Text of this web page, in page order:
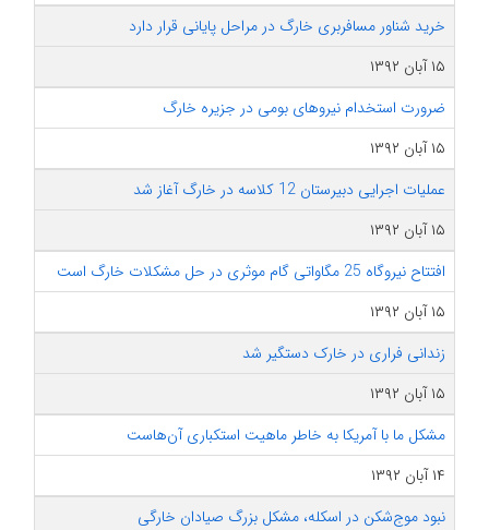
‌خرید شناور مسافربری خارگ در مراحل پایانی قرار دارد
۱۵ آبان ۱۳۹۲
ضرورت استخدام نیروهای بومی در جزیره خارگ
۱۵ آبان ۱۳۹۲
عملیات اجرایی دبیرستان 12 کلاسه در خارگ آغاز شد
۱۵ آبان ۱۳۹۲
افتتاح نیروگاه 25 مگاواتی گام موثری در حل مشکلات خارگ است
۱۵ آبان ۱۳۹۲
زندانی فراری در خارک دستگیر شد
۱۵ آبان ۱۳۹۲
مشکل ما با آمریکا به خاطر ماهیت استکباری آن‌هاست
۱۴ آبان ۱۳۹۲
نبود موج‌شکن در اسکله، مشکل بزرگ صیادان خارگی